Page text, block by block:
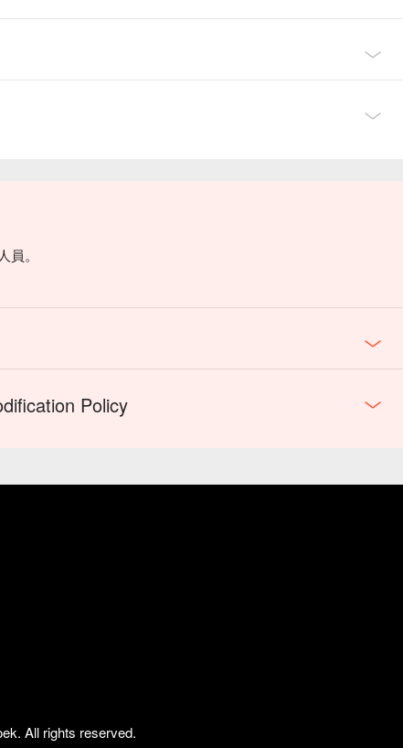
。
Policy
All rights reserved.